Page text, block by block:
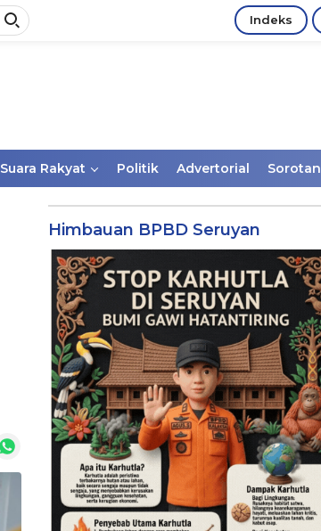
Indeks
Suara Rakyat Politik Advertorial Sorotan
Himbauan BPBD Seruyan